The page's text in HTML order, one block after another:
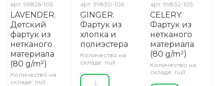
арт. 99826-105
LAVENDER.
Детский
фартук из
нетканого
материала
(80 g/m²)
Количество на
складе: null
арт.99830-106
GINGER.
Фартук из
хлопка и
полиэстера
Количество на
складе: null
арт.99832-105
CELERY.
Фартук из
нетканого
материала
(80 g/m²)
Количество на
складе: null